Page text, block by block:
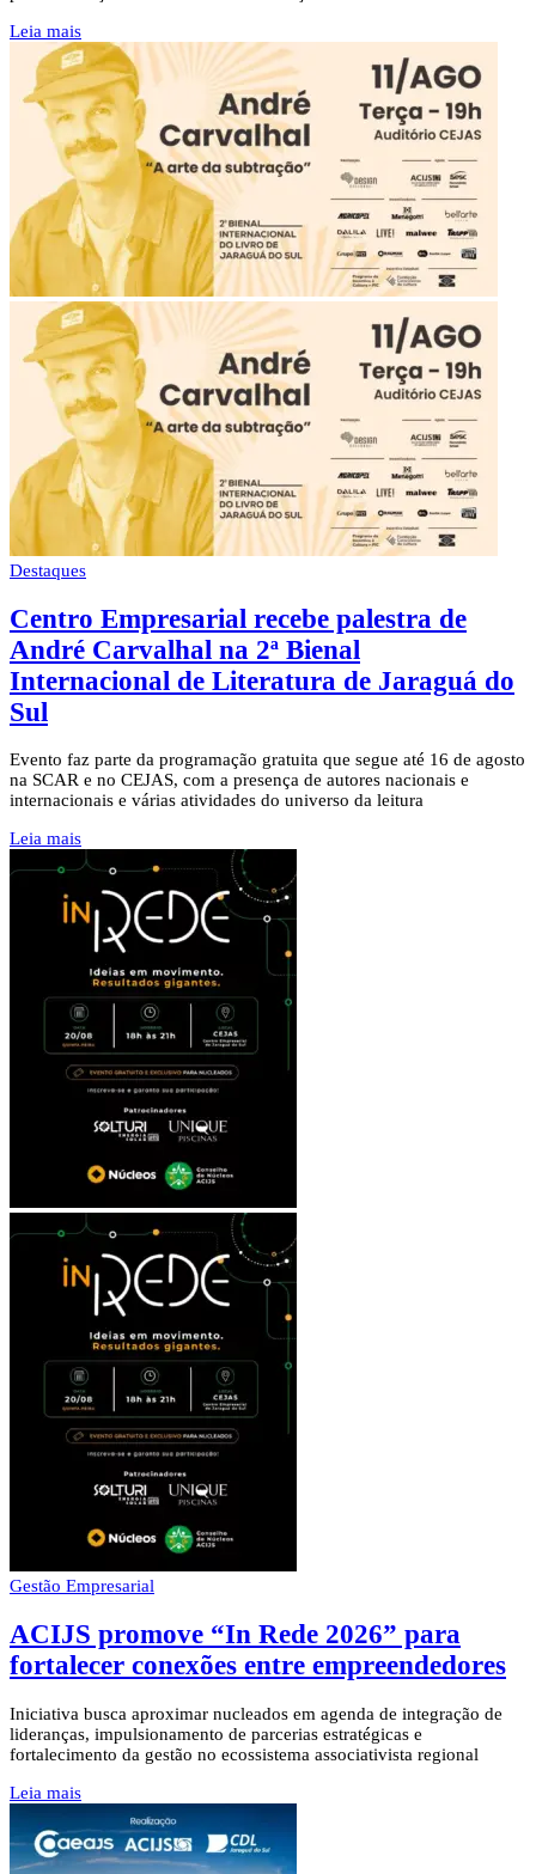
Leia mais
Destaques
Centro Empresarial recebe palestra de
André Carvalhal na 2ª Bienal
Internacional de Literatura de Jaraguá do
Sul
Evento faz parte da programação gratuita que segue até 16 de agosto
na SCAR e no CEJAS, com a presença de autores nacionais e
internacionais e várias atividades do universo da leitura
Leia mais
Gestão Empresarial
ACIJS promove “In Rede 2026” para
fortalecer conexões entre empreendedores
Iniciativa busca aproximar nucleados em agenda de integração de
lideranças, impulsionamento de parcerias estratégicas e
fortalecimento da gestão no ecossistema associativista regional
Leia mais